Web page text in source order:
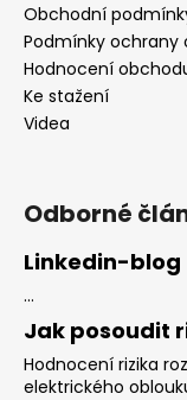
Obchodní
Podmínky ochrany
Hodnocení
Ke stažení
Videa
Odborné
Linkedin-blog
...
Jak posoudit
Hodnocení rizika
elektrického